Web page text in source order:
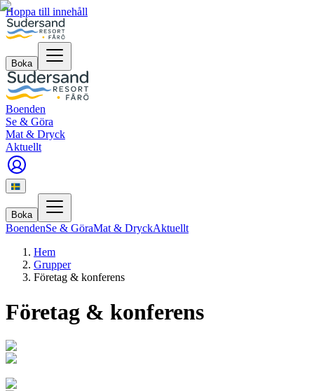
Hoppa till innehåll
Boka
Boenden
Se & Göra
Mat & Dryck
Aktuellt
Boka
BoendenSe & GöraMat & DryckAktuellt
Hem
Grupper
Företag & konferens
Företag & konferens